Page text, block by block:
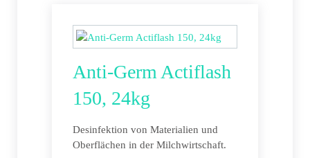
Anti-Germ Actiflash
150, 24kg
Desinfektion von Materialien und
Oberflächen in der Milchwirtschaft.